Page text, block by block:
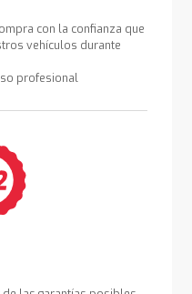
con la confianza que
vehículos durante
profesional